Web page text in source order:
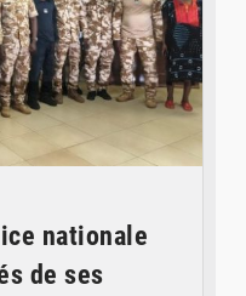
nationale
de ses